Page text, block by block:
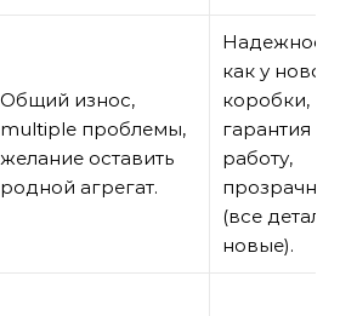
Общий износ,
multiple проблемы,
желание оставить
родной агрегат.
как у новой
коробки,
гарантия на
работу,
(все детали
новые).